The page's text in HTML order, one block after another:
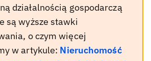
działalnością gospodarczą
są wyższe stawki
o czym więcej
w artykule: Nieruchomość